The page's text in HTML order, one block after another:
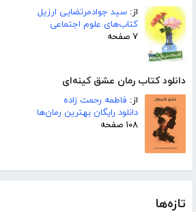
از: سید جوادمرتضایی ارزیل
کتاب‌های علوم اجتماعی
۷ صفحه
دانلود کتاب رمان عشق کینه‌ای
از: فاطمه رحمت زاده
دانلود رایگان بهترین رمان‌ها
۱۰۸ صفحه
تازه‌ها